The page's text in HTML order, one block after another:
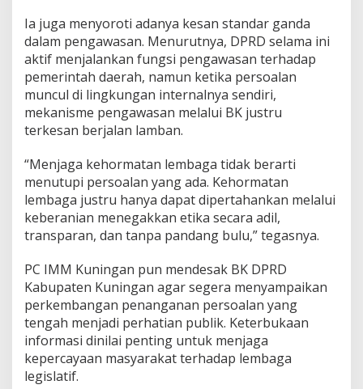
Ia juga menyoroti adanya kesan standar ganda
dalam pengawasan. Menurutnya, DPRD selama ini
aktif menjalankan fungsi pengawasan terhadap
pemerintah daerah, namun ketika persoalan
muncul di lingkungan internalnya sendiri,
mekanisme pengawasan melalui BK justru
terkesan berjalan lamban.
“Menjaga kehormatan lembaga tidak berarti
menutupi persoalan yang ada. Kehormatan
lembaga justru hanya dapat dipertahankan melalui
keberanian menegakkan etika secara adil,
transparan, dan tanpa pandang bulu,” tegasnya.
PC IMM Kuningan pun mendesak BK DPRD
Kabupaten Kuningan agar segera menyampaikan
perkembangan penanganan persoalan yang
tengah menjadi perhatian publik. Keterbukaan
informasi dinilai penting untuk menjaga
kepercayaan masyarakat terhadap lembaga
legislatif.